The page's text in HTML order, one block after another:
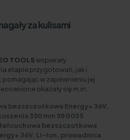
za kulisami
TOOLSwspierały
etapie przygotowań, jak i
w zapewnieniu jej
okazały się m.in.:
bezszczotkowa Energy+ 36V,
350 mm 58G035
bezszczotkowa
36V, Li-Ion, prowadnica